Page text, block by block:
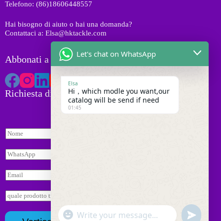
t
Telefono: (86)18606448557
Hai bisogno di aiuto o hai una domanda?
Contattaci a: Elsa@hktackle.com
Abbonati a HK Tackle
Richiesta di preventivo
N
o
m
W
h
a
a
p
p
E
m
a
*
R
i
cE
m
Let's chat on WhatsApp
Elsa
Hi，which modle you want,our
catalog will be send if need
01:45
"